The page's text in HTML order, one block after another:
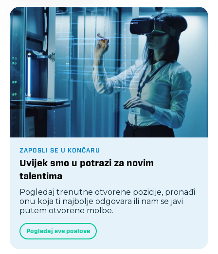
ZAPOSLI SE U KONČARU
Uvijek smo u potrazi za novim
talentima
Pogledaj trenutne otvorene pozicije, pronađi
onu koja ti najbolje odgovara ili nam se javi
putem otvorene molbe.
Pogledaj sve poslove